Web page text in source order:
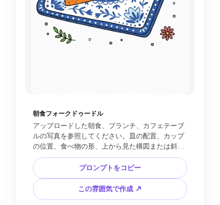
朝食フォークドゥードル
アップロードした朝食、ブランチ、カフェテーブ
ルの写真を参照してください。皿の配置、カップ
の位置、食べ物の形、上から見た構図または斜め
の構図を保ちます。シンプルなフラット形状、装
飾的な皿の模様、元写真とは違う明るい色、手描
き風の湯気、花、ドット、白い紙の背景で、かわ
いいフォークアート風の料理イラストを作成して
ください。明るく、レシピカードにも使いやすい
プロンプトをコピー
この雰囲気で作成 ↗